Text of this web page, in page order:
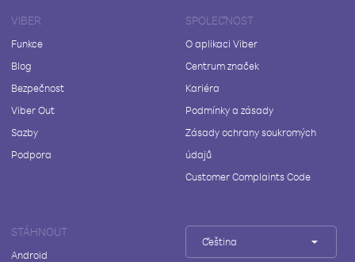
VIBER
Funkce
Blog
Bezpečnost
Viber Out
Sazby
Podpora
SPOLEČNOST
O aplikaci Viber
Centrum značek
Kariéra
Podmínky a zásady
Zásady ochrany soukromých
údajů
Customer Complaints Code
STÁHNOUT
Android
Čeština